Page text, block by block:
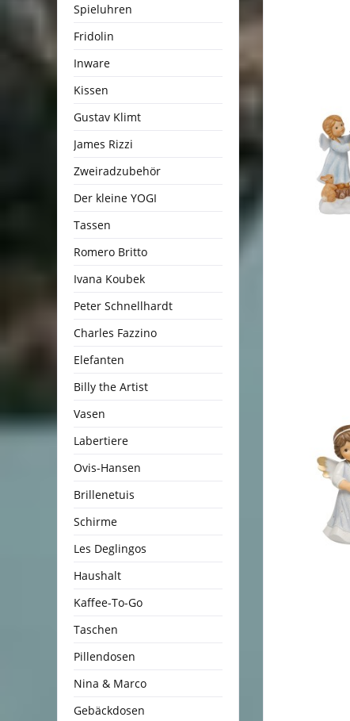
Spieluhren
Fridolin
Inware
Kissen
Gustav Klimt
James Rizzi
Zweiradzubehör
Der kleine YOGI
Tassen
Romero Britto
Ivana Koubek
Peter Schnellhardt
Charles Fazzino
Elefanten
Billy the Artist
Vasen
Labertiere
Ovis-Hansen
Brillenetuis
Schirme
Les Deglingos
Haushalt
Kaffee-To-Go
Taschen
Pillendosen
Nina & Marco
Gebäckdosen